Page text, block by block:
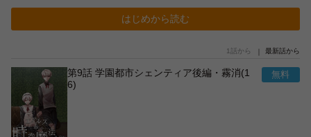
はじめから読む
1話から 最新話から
第9話 学園都市シェンティア後編・霧消(1
6)